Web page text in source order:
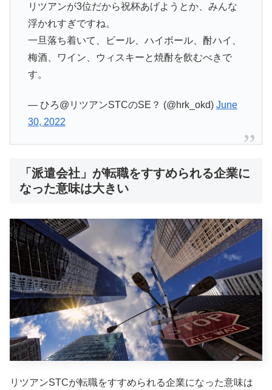
リツアンが3位だから祝杯あげようとか、みんな
浮かれすぎですね。
一旦落ち着いて、ビール、ハイボール、酎ハイ、
梅酒、ワイン、ウィスキーと焼酎を飲むべきで
す。
— ひろ@リツアンSTCのSE？ (@hrk_okd) June
30, 2022
「派遣会社」が転職をすすめられる企業に
なった意味は大きい
リツアンSTCが転職をすすめられる企業になった意味は